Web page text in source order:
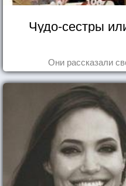
Чудо-сестры
Они рассказали